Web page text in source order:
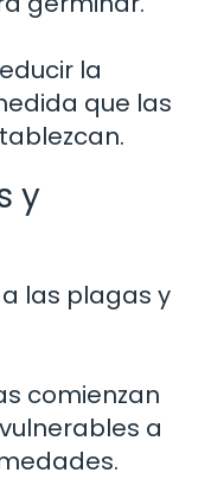
la
que las
y
las plagas y
comienzan
a